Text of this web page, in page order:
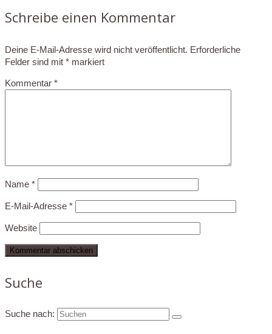
Schreibe einen Kommentar
Deine E-Mail-Adresse wird nicht veröffentlicht. Erforderliche
Felder sind mit * markiert
Kommentar *
Name *
E-Mail-Adresse *
Website
Suche
Suche nach: